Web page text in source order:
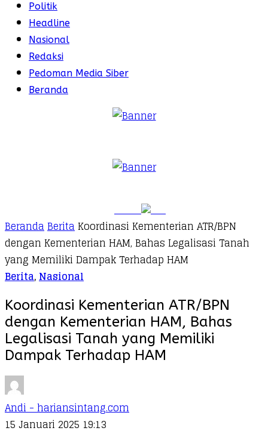
Politik
Headline
Nasional
Redaksi
Pedoman Media Siber
Beranda
BerandaBeritaKoordinasi Kementerian ATR/BPN
dengan Kementerian HAM, Bahas Legalisasi Tanah
yang Memiliki Dampak Terhadap HAM
Berita,Nasional
Koordinasi Kementerian ATR/BPN
dengan Kementerian HAM, Bahas
Legalisasi Tanah yang Memiliki
Dampak Terhadap HAM
Andi - hariansintang.com
15 Januari 2025 19:13